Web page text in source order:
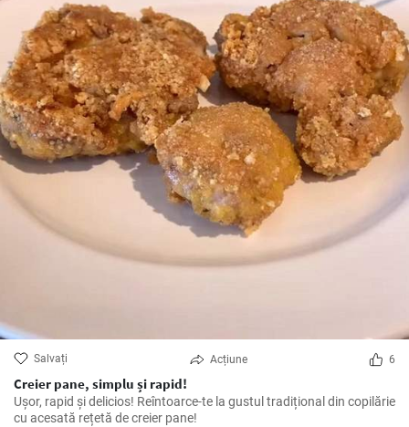
Salvați Acțiune 6
Creier pane, simplu și rapid!
Ușor, rapid și delicios! Reîntoarce-te la gustul tradițional din copilărie
cu acesată rețetă de creier pane!